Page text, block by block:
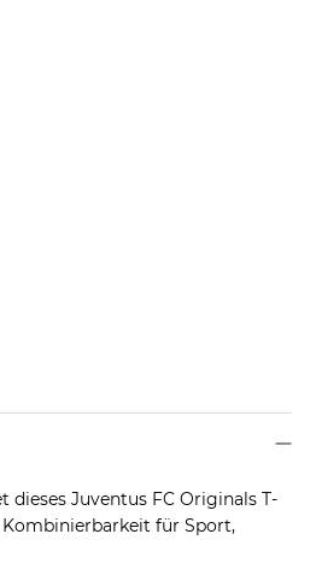
Juventus FC Originals T-
für Sport,